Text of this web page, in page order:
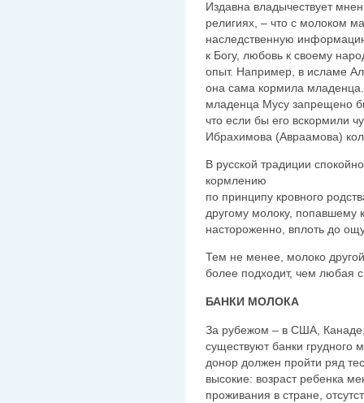
Издавна владычествует
религиях, – что с молоком
наследственную
к Богу, любовь к своему
опыт. Например, в исламе
она сама кормила младенца.
младенца Мусу запрещено
что если бы его вскормили
Ибрахимова (Авраамова)
В русской традиции
кормлению
по принципу кровного
другому молоку, попавшему
настороженно, вплоть до
Тем не менее, молоко
более подходит, чем любая
БАНКИ МОЛОКА
За рубежом – в США,
существуют банки грудного
донор должен пройти ряд
высокие: возраст ребенка
проживания в стране,